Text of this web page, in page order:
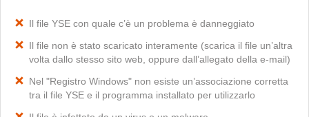
Il file YSE con quale c’è un problema è danneggiato
Il file non è stato scaricato interamente (scarica il file un’altra
volta dallo stesso sito web, oppure dall’allegato della e-mail)
Nel "Registro Windows" non esiste un’associazione corretta
tra il file YSE e il programma installato per utilizzarlo